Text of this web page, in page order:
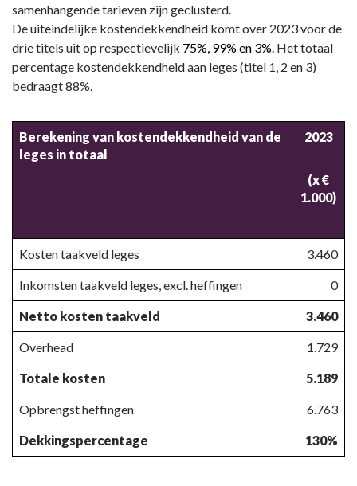
samenhangende tarieven zijn geclusterd.
De uiteindelijke kostendekkendheid komt over 2023 voor de
drie titels uit op respectievelijk 75%, 99% en 3%. Het totaal
percentage kostendekkendheid aan leges (titel 1, 2 en 3)
bedraagt 88%.
Berekening van kostendekkendheid van de
leges in totaal
2023
(x €
1.000)
Kosten taakveld leges 3.460
Inkomsten taakveld leges, excl. heffingen 0
Netto kosten taakveld 3.460
Overhead 1.729
Totale kosten 5.189
Opbrengst heffingen 6.763
Dekkingspercentage 130%